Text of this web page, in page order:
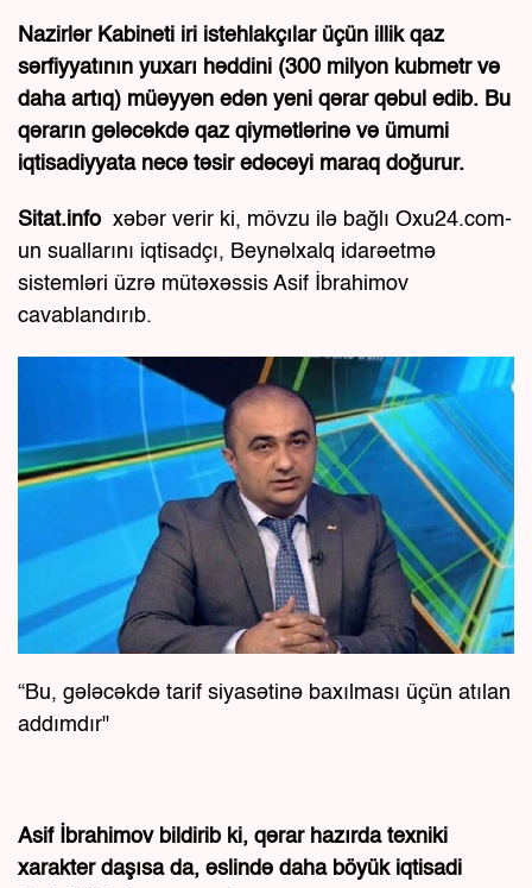
Nazirlər Kabineti iri istehlakçılar üçün illik qaz
sərfiyyatının yuxarı həddini (300 milyon kubmetr və
daha artıq) müəyyən edən yeni qərar qəbul edib. Bu
qərarın gələcəkdə qaz qiymətlərinə və ümumi
iqtisadiyyata necə təsir edəcəyi maraq doğurur.
Sitat.info xəbər verir ki, mövzu ilə bağlı Oxu24.com-
un suallarını iqtisadçı, Beynəlxalq idarəetmə
sistemləri üzrə mütəxəssis Asif İbrahimov
cavablandırıb.
“Bu, gələcəkdə tarif siyasətinə baxılması üçün atılan
addımdır"
Asif İbrahimov bildirib ki, qərar hazırda texniki
xarakter daşısa da, əslində daha böyük iqtisadi